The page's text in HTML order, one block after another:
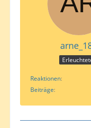
Reaktionen
Beiträge